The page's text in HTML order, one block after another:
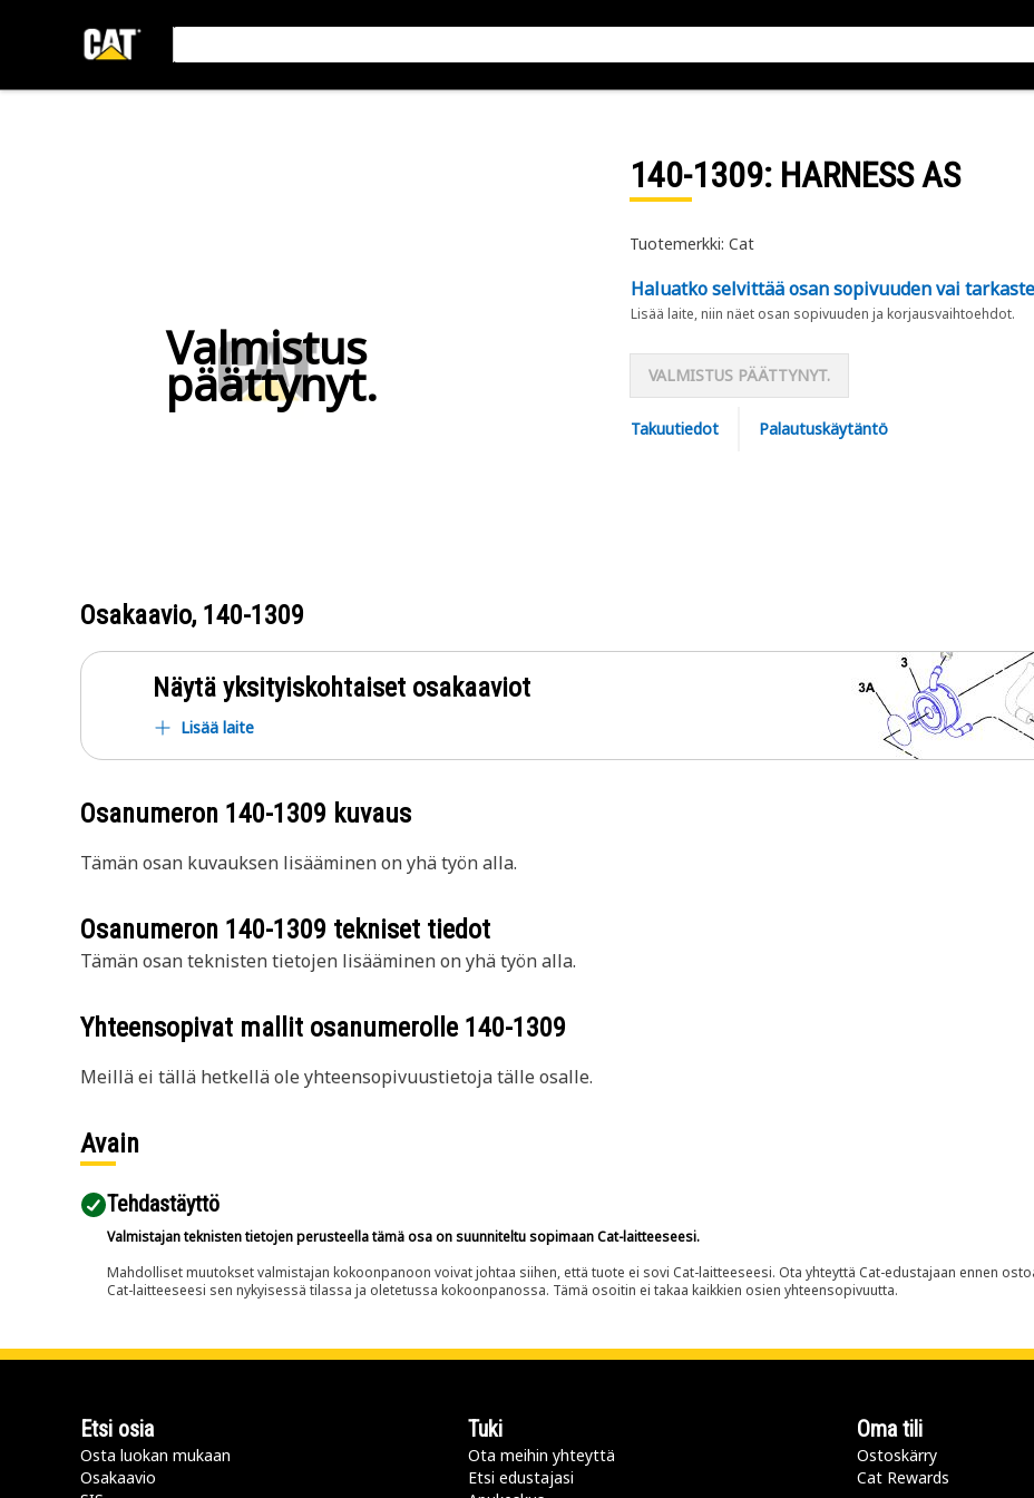
Valmistus
päättynyt.
140-1309: HARNESS AS
Tuotemerkki: Cat
Haluatko selvittää osan sopivuuden vai
Lisää laite, niin näet osan sopivuuden ja korjausvaihtoehdot.
VALMISTUS PÄÄTTYNYT.
Takuutiedot Palautuskäytäntö
Osakaavio, 140-1309
Näytä yksityiskohtaiset osakaaviot
Lisää laite
Osanumeron 140-1309 kuvaus
Tämän osan kuvauksen lisääminen on yhä työn alla.
Osanumeron 140-1309 tekniset tiedot
Tämän osan teknisten tietojen lisääminen on yhä työn alla.
Yhteensopivat mallit osanumerolle 140-1309
Meillä ei tällä hetkellä ole yhteensopivuustietoja tälle osalle.
Avain
Tehdastäyttö
Valmistajan teknisten tietojen perusteella tämä osa on suunniteltu sopimaan Cat-laitteeseesi.
Mahdolliset muutokset valmistajan kokoonpanoon voivat johtaa siihen, että tuote ei sovi Cat-laitteeseesi. Ota yhteyttä Cat-edustajaan ennen
Cat-laitteeseesi sen nykyisessä tilassa ja oletetussa kokoonpanossa. Tämä osoitin ei takaa kaikkien osien yhteensopivuutta.
Etsi osia
Osta luokan mukaan
Osakaavio
Tuki
Ota meihin yhteyttä
Etsi edustajasi
Oma tili
Ostoskärry
Cat Rewards